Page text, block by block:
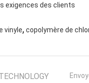
exigences des clients
vinyle, copolymère de